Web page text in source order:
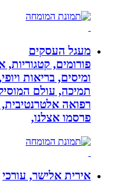
מעגל העסקים
פורומים, קטגוריות,
ומיסים, בריאות ויופי,
תמיכה, עולם המוסיקה,
רפואה אלטרנטיבית,
פרסמו אצלנו,
אירית אלישר, עורכי